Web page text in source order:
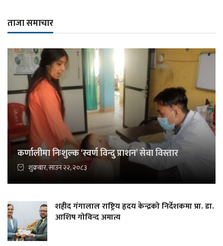
ताजा समाचार
कर्णालीमा निःशुल्क ‘स्वर्ण विन्दु प्राशन’ सेवा विस्तार
शुक्रबार, साउन २२, २०८३
शहीद गंगालाल राष्ट्रिय हृदय केन्द्रको निर्देशकमा प्रा. डा.
आशिष गोविन्द अमात्य